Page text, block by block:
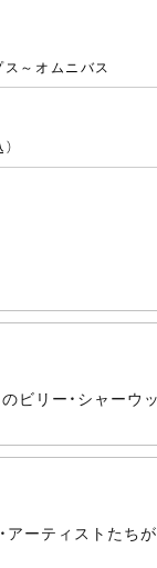
～オムニバス
ビリー・シャー
アーティストた